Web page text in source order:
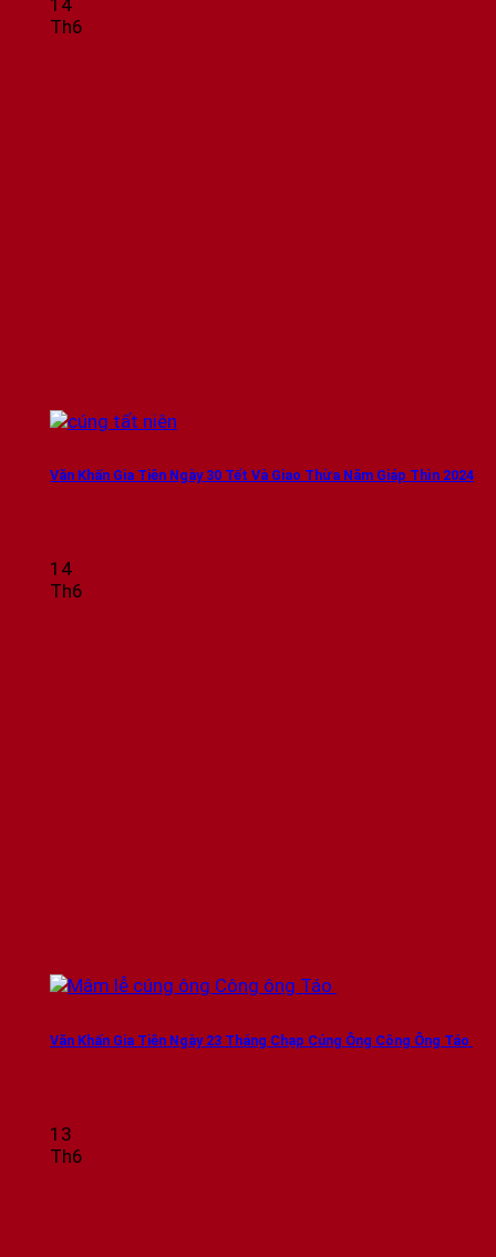
Th6
Văn Khấn Gia Tiên Ngày 30 Tết Và Giao Thừa Năm Giáp Thìn 2024
14
Th6
Văn Khấn Gia Tiên Ngày 23 Tháng Chạp Cúng Ông Công Ông Táo
13
Th6